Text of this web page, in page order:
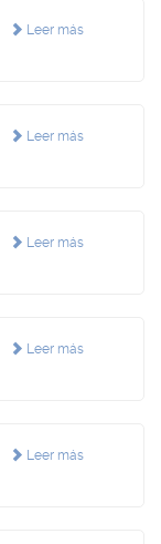
Leer más
Leer más
Leer más
Leer más
Leer más